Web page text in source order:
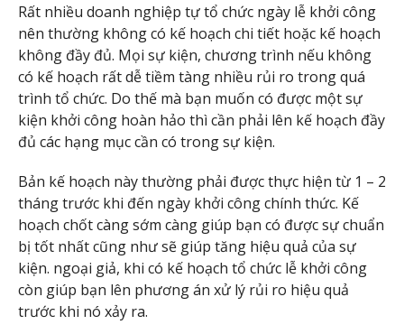
Rất nhiều doanh nghiệp tự tổ chức ngày lễ khởi công
nên thường không có kế hoạch chi tiết hoặc kế hoạch
không đầy đủ. Mọi sự kiện, chương trình nếu không
có kế hoạch rất dễ tiềm tàng nhiều rủi ro trong quá
trình tổ chức. Do thế mà bạn muốn có được một sự
kiện khởi công hoàn hảo thì cần phải lên kế hoạch đầy
đủ các hạng mục cần có trong sự kiện.
Bản kế hoạch này thường phải được thực hiện từ 1 – 2
tháng trước khi đến ngày khởi công chính thức. Kế
hoạch chốt càng sớm càng giúp bạn có được sự chuẩn
bị tốt nhất cũng như sẽ giúp tăng hiệu quả của sự
kiện. ngoại giả, khi có kế hoạch tổ chức lễ khởi công
còn giúp bạn lên phương án xử lý rủi ro hiệu quả
trước khi nó xảy ra.